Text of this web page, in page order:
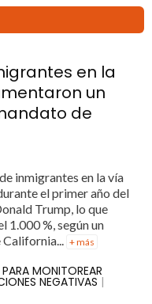
en la
un
de
inmigrantes en la vía
el primer año del
Trump, lo que
1.000 %, según un
California... + más
MONITOREAR
NEGATIVAS |